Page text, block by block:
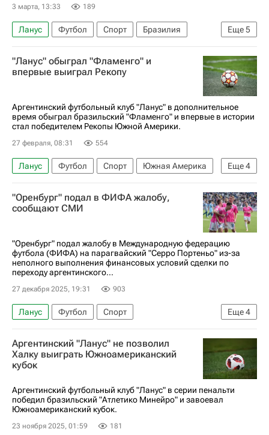
3 марта, 13:33 189
Еще5
Ланус Футбол Спорт
Бразилия
Южная Америка
Рио-де-Жанейро (город)
Филипе Луис
Фламенго Коринтианс
"Ланус" обыграл "Фламенго" и
впервые выиграл Рекопу
Аргентинский футбольный клуб "Ланус" в дополнительное
время обыграл бразильский "Фламенго" и впервые в истории
стал победителем Рекопы Южной Америки.
27 февраля, 08:31 554
Еще4
Ланус Футбол Спорт
Южная Америка
Рио-де-Жанейро (город)
Жоржиньо
Фламенго
Атлетико Минейро
"Оренбург" подал в ФИФА жалобу,
сообщают СМИ
"Оренбург" подал жалобу в Международную федерацию
футбола (ФИФА) на парагвайский "Серро Портеньо" из-за
неполного выполнения финансовых условий сделки по
переходу аргентинского...
27 декабря 2025, 19:31 903
Еще4
Ланус Футбол
Спорт
Международная федерация футбола (ФИФА)
Оренбург
Серро Портеньо Вокруг спорта
Аргентинский "Ланус" не позволил
Халку выиграть Южноамериканский
кубок
Аргентинский футбольный клуб "Ланус" в серии пенальти
победил бразильский "Атлетико Минейро" и завоевал
Южноамериканский кубок.
23 ноября 2025, 01:59 181